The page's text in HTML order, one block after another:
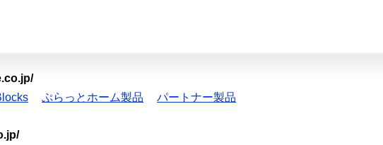
ぷらっとホーム製品 パートナー製品